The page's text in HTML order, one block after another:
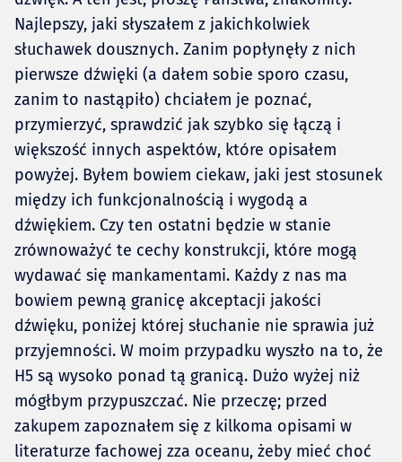
Najlepszy, jaki słyszałem z jakichkolwiek
słuchawek dousznych. Zanim popłynęły z nich
pierwsze dźwięki (a dałem sobie sporo czasu,
zanim to nastąpiło) chciałem je poznać,
przymierzyć, sprawdzić jak szybko się łączą i
większość innych aspektów, które opisałem
powyżej. Byłem bowiem ciekaw, jaki jest stosunek
między ich funkcjonalnością i wygodą a
dźwiękiem. Czy ten ostatni będzie w stanie
zrównoważyć te cechy konstrukcji, które mogą
wydawać się mankamentami. Każdy z nas ma
bowiem pewną granicę akceptacji jakości
dźwięku, poniżej której słuchanie nie sprawia już
przyjemności. W moim przypadku wyszło na to, że
H5 są wysoko ponad tą granicą. Dużo wyżej niż
mógłbym przypuszczać. Nie przeczę; przed
zakupem zapoznałem się z kilkoma opisami w
literaturze fachowej zza oceanu, żeby mieć choć